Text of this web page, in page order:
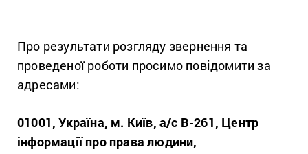
Про результати розгляду звернення та
проведеної роботи просимо повідомити за
адресами:
01001, Україна, м. Київ, а/c В-261, Центр
інформації про права людини,